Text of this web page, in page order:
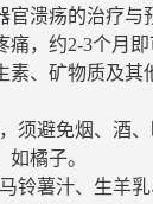
官溃疡的治疗与
痛，约2-3个月
、矿物质及其
须避免烟、酒
橘子。
铃薯汁、生羊乳